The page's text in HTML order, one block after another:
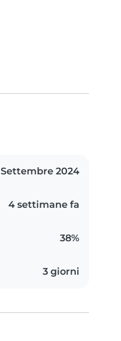
Settembre 2024
4 settimane fa
38%
3 giorni